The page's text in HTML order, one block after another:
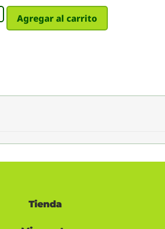
Agregar al carrito
Tienda